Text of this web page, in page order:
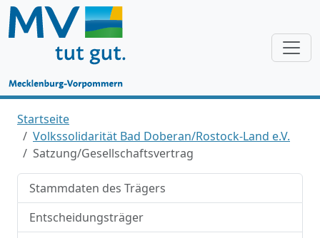
Startseite
Volkssolidarität Bad Doberan/Rostock-Land e.V.
Satzung/Gesellschaftsvertrag
Stammdaten des Trägers
Entscheidungsträger